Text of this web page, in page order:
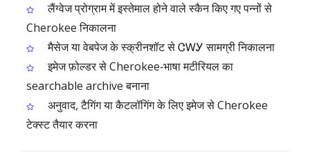
लैंग्वेज प्रोग्राम में इस्तेमाल होने वाले स्कैन किए गए पन्नों से
Cherokee निकालना
मैसेज या वेबपेज के स्क्रीनशॉट से ᏣᎳᎩ सामग्री निकालना
इमेज फ़ोल्डर से Cherokee‑भाषा मटीरियल का
searchable archive बनाना
अनुवाद, टैगिंग या कैटलॉगिंग के लिए इमेज से Cherokee
टेक्स्ट तैयार करना